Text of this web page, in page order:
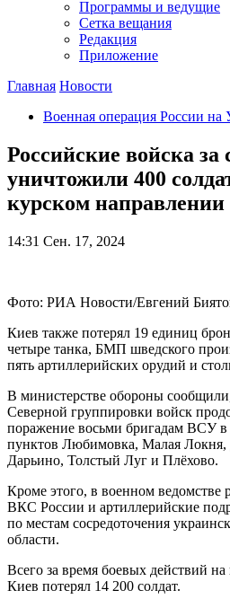
Программы и ведущие
Сетка вещания
Редакция
Приложение
Главная Новости
Военная операция России на
Российские войска за
уничтожили 400
курском направлении
14:31 Сен. 17, 2024
Фото: РИА Новости/Евгений
Киев также потерял 19 единиц
четыре танка, БМП шведского
пять артиллерийских орудий и
В министерстве обороны
Северной группировки войск
поражение восьми бригадам ВСУ в
пунктов Любимовка, Малая
Дарьино, Толстый Луг и Плёхово.
Кроме этого, в военном ведомстве
ВКС России и артиллерийские
по местам сосредоточения
области.
Всего за время боевых действий
Киев потерял 14 200 солдат.